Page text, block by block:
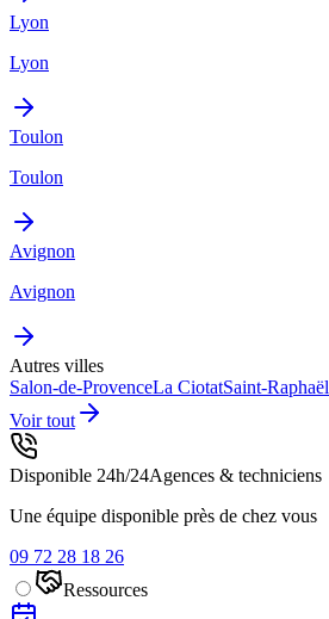
Lyon
Lyon
Toulon
Toulon
Avignon
Avignon
Autres villes
Salon-de-ProvenceLa CiotatSaint-Raphaël
Voir tout
Disponible 24h/24Agences & techniciens
Une équipe disponible près de chez vous
09 72 28 18 26
Ressources